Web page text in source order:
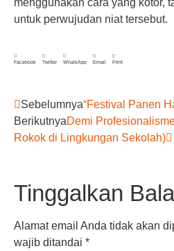
menggunakan cara yang kotor,
untuk perwujudan niat tersebut.
Facebook Twitter WhatsApp Email Print
Sebelumnya“Festival Panen
BerikutnyaDemi
Rokok di Lingkungan Sekolah)
Tinggalkan
Alamat email Anda tidak akan
wajib ditandai *